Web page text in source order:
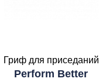
Гриф для приседаний
Perform Better